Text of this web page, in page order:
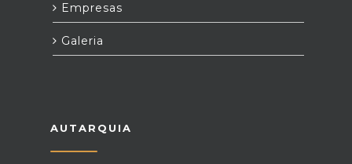
Empresas
Galeria
AUTARQUIA